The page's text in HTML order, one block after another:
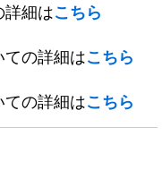
細はこちら
の詳細はこちら
の詳細はこちら